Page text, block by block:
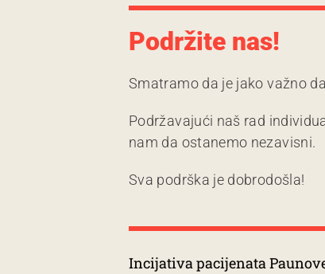
Podržite nas!
Smatramo da je jako važno
Podržavajući naš rad
nam da ostanemo nezavisni.
Sva podrška je dobrodošla!
Incijativa pacijenata